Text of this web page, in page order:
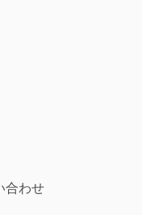
合わせ